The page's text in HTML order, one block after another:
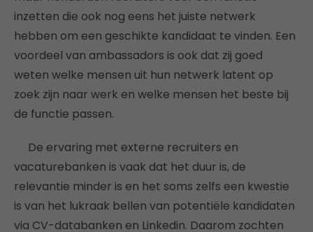
inzetten die ook nog eens het juiste netwerk
hebben om een geschikte kandidaat te vinden. Een
voordeel van ambassadors is ook dat zij goed
weten welke mensen uit hun netwerk latent op
zoek zijn naar werk en welke mensen het beste bij
de functie passen.
De ervaring met externe recruiters en
vacaturebanken is vaak dat het duur is, de
relevantie minder is en het soms zelfs een kwestie
is van het lukraak bellen van potentiële kandidaten
via CV-databanken en Linkedin. Daarom zochten